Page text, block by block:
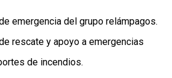
emergencia del grupo relámpagos.
rescate y apoyo a emergencias
de incendios.